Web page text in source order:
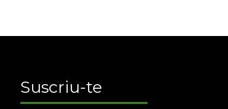
Suscriu-te